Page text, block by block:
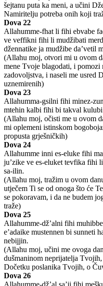
šejtanu puta ka meni, a učini
Namiritelju potreba onih koji
Dova 22
Allahumme-fhat li fihi ebvabe
ve veffikni fihi li mudžibati
džennatike ja mudžibe da’vetil
(Allahu moj, otvori mi u ovom
mene Tvoje blagodati, i pomozi
zadovoljstva, i naseli me usred
uznemirenih)
Dova 23
Allahumma-gsilni fihi minez-
mtehin kalbi fihi bi takval
(Allahu moj, očisti me u ovom
mi oplemeni istinskom
propusta grješničkih)
Dova 24
Allahumme inni es-eluke fihi
ju’zike ve es-eluket tevfika fihi
sa-ilin.
(Allahu moj, tražim u ovom
utječem Ti se od onoga što će
se pokoravam, i da ne budem
traže)
Dova 25
Allahumme-dž’alni fihi
e’adaike mustennen bi sunneti
nebijjin.
(Allahu moj, učini me ovoga
dušmaninom neprijatelja
Dočetku poslanika Tvojih, o
Dova 26